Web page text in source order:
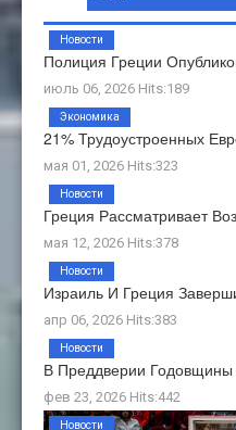
Полиция Греции
июль 06, 2026 Hits:189
Новости
21% Трудоустроенных
мая 01, 2026 Hits:323
Экономика
Греция Рассматривает
мая 12, 2026 Hits:378
Новости
Израиль И Греция
апр 06, 2026 Hits:383
Новости
В Преддверии Годовщины
фев 23, 2026 Hits:442
Новости
Новости